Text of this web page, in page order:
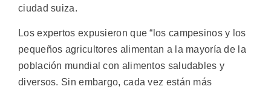
ciudad suiza.
Los expertos expusieron que “los campesinos y los
pequeños agricultores alimentan a la mayoría de la
población mundial con alimentos saludables y
diversos. Sin embargo, cada vez están más